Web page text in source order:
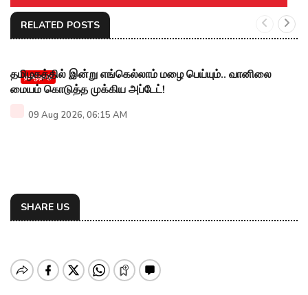
RELATED POSTS
தமிழ்நாடு
தமிழகத்தில் இன்று எங்கெல்லாம் மழை பெய்யும்.. வானிலை
மையம் கொடுத்த முக்கிய அப்டேட்!
09 Aug 2026, 06:15 AM
SHARE US